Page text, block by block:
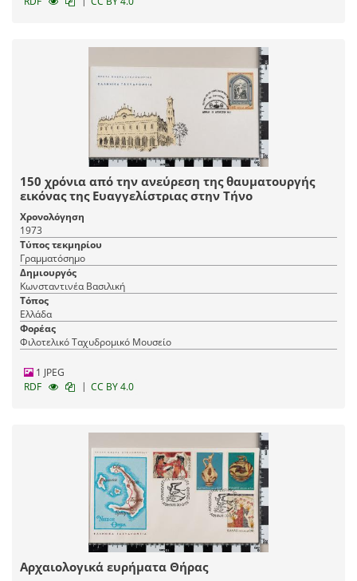
150 χρόνια από την ανεύρεση της θαυματουργής
εικόνας της Ευαγγελίστριας στην Τήνο
Χρονολόγηση
1973
Τύπος τεκμηρίου
Γραμματόσημο
Δημιουργός
Κωνσταντινέα Βασιλική
Τόπος
Ελλάδα
Φορέας
Φιλοτελικό Ταχυδρομικό Μουσείο
1 JPEG
RDF
| CC BY 4.0
Αρχαιολογικά ευρήματα Θήρας